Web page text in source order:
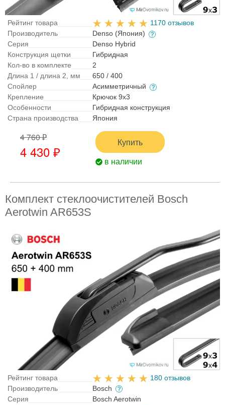
Рейтинг товара
1170 отзывов
Производитель
Denso (Япония)
Серия
Denso Hybrid
Конструкция щетки
Гибридная
Кол-во в комплекте
2
Длина 1 / длина 2, мм
650 / 400
Спойлер
Асимметричный
Крепление
Крючок 9x3
Особенности
Гибридная конструкция
Страна производства
Япония
4 760 ₽
4 430 ₽
Купить
в наличии
Комплект стеклоочистителей Bosch
Aerotwin AR653S
Рейтинг товара
180 отзывов
Производитель
Bosch
Серия
Bosch Aerotwin